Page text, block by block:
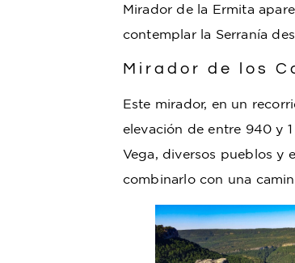
Mirador de la Ermita
contemplar la Serranía
Mirador de los
Este mirador, en un
elevación de entre 940 y
Vega, diversos pueblos y
combinarlo con una